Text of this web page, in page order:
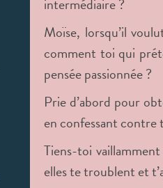
intermédiaire ?
Moïse, lorsqu’il
comment toi qui
pensée passionnée ?
Prie d’abord pour
en confessant
Tiens-toi
elles te troublent et